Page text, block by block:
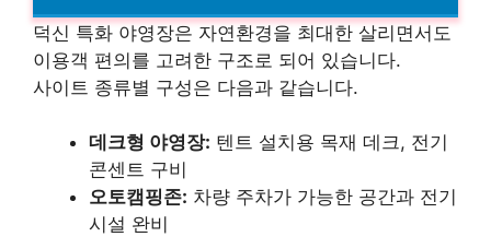
덕신 특화 야영장은 자연환경을 최대한 살리면서도
이용객 편의를 고려한 구조로 되어 있습니다.
사이트 종류별 구성은 다음과 같습니다.
데크형 야영장: 텐트 설치용 목재 데크, 전기
콘센트 구비
오토캠핑존: 차량 주차가 가능한 공간과 전기
시설 완비